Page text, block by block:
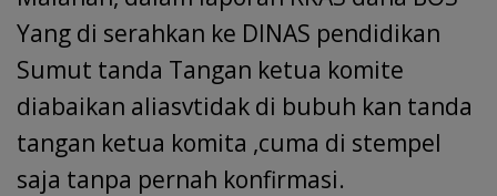
Yang di serahkan ke DINAS pendidikan
Sumut tanda Tangan ketua komite
diabaikan aliasvtidak di bubuh kan tanda
tangan ketua komita ,cuma di stempel
saja tanpa pernah konfirmasi.